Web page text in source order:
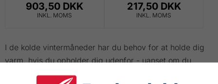
903,50 DKK
INKL. MOMS
217,50 DKK
INKL. MOMS
I de kolde vintermåneder har du behov for at holde dig
varm, hvis du opholder dig udenfor - uanset om du
befinder dig på søen eller i land. Fox termokedeldragt er